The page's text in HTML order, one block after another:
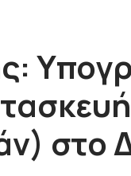
στο